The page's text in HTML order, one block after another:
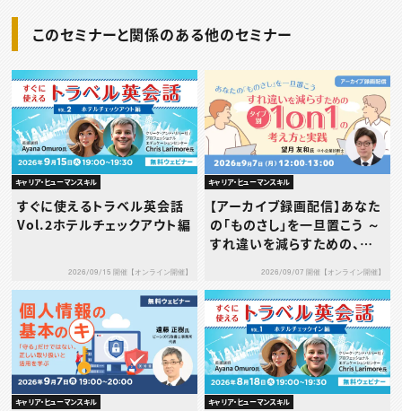
このセミナーと関係のある他のセミナー
キャリア・ヒューマンスキル
すぐに使えるトラベル英会話
Vol.2ホテルチェックアウト編
2026/09/15 開催【オンライン開催】
キャリア・ヒューマンスキル
【アーカイブ録画配信】あなた
の「ものさし」を一旦置こう ～
すれ違いを減らすための、タ
2026/09/07 開催【オンライン開催】
キャリア・ヒューマンスキル キャリア・ヒューマンスキル